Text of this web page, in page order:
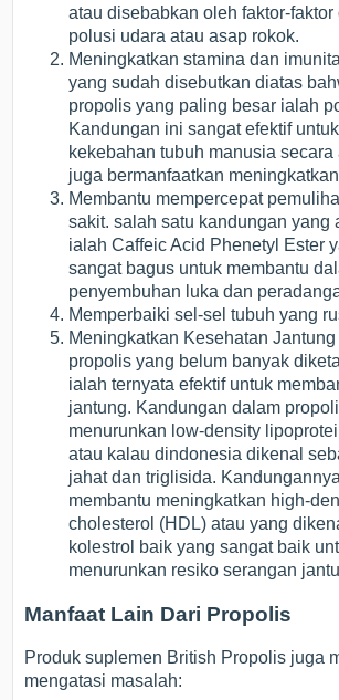
atau disebabkan oleh faktor-faktor
polusi udara atau asap rokok.
Meningkatkan stamina dan
yang sudah disebutkan diatas
propolis yang paling besar ialah
Kandungan ini sangat efektif
kekebahan tubuh manusia secara
juga bermanfaatkan
Membantu mempercepat
sakit. salah satu kandungan yang
ialah Caffeic Acid Phenetyl Ester
sangat bagus untuk membantu
penyembuhan luka dan
Memperbaiki sel-sel tubuh yang
Meningkatkan Kesehatan
propolis yang belum banyak
ialah ternyata efektif untuk
jantung. Kandungan dalam
menurunkan low-density
atau kalau dindonesia dikenal
jahat dan triglisida.
membantu meningkatkan high-
cholesterol (HDL) atau yang
kolestrol baik yang sangat baik
menurunkan resiko serangan
Manfaat Lain Dari Propolis
Produk suplemen British Propolis juga
mengatasi masalah: